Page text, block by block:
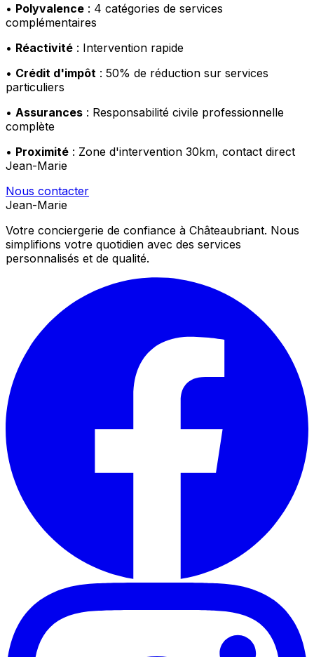
• Polyvalence : 4 catégories de services
complémentaires
• Réactivité : Intervention rapide
• Crédit d'impôt : 50% de réduction sur services
particuliers
• Assurances : Responsabilité civile professionnelle
complète
• Proximité : Zone d'intervention 30km, contact direct
Jean-Marie
Nous contacter
Jean-Marie
Votre conciergerie de confiance à Châteaubriant. Nous
simplifions votre quotidien avec des services
personnalisés et de qualité.